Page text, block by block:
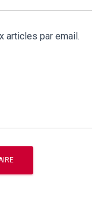
articles par email.